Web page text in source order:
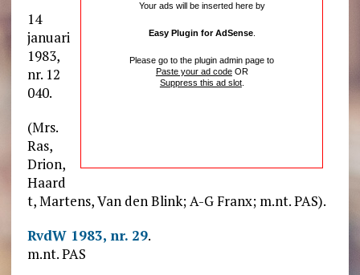
Your ads will be inserted here by
Easy Plugin for AdSense.
Please go to the plugin admin page to
Paste your ad codeOR
Suppress this ad slot.
14
januari
1983,
nr. 12
040.
(Mrs.
Ras,
Drion,
Haard
t, Martens, Van den Blink; A-G Franx; m.nt. PAS).
RvdW 1983, nr. 29.
m.nt. PAS